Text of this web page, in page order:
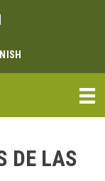
link
DE LAS